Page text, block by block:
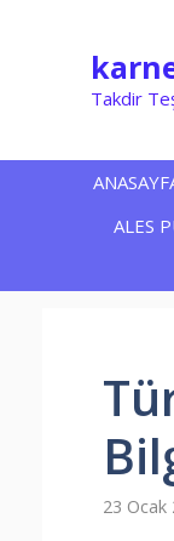
Takdir
ALES
23 Ocak